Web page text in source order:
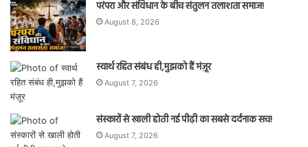
परंपरा और संविधान के बीच संतुलन तलाशता समाज!
August 8, 2026
स्वार्थ रहित संबंध ही,मुझको हैं मंज़ूर
August 7, 2026
संस्कारों से खाली होती नई पीढ़ी का सबसे दर्दनाक सच!
August 7, 2026